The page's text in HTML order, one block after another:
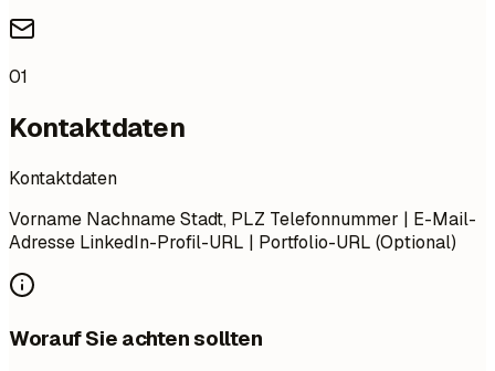
01
Kontaktdaten
Kontaktdaten
Vorname Nachname Stadt, PLZ Telefonnummer | E-Mail-
Adresse LinkedIn-Profil-URL | Portfolio-URL (Optional)
Worauf Sie achten sollten